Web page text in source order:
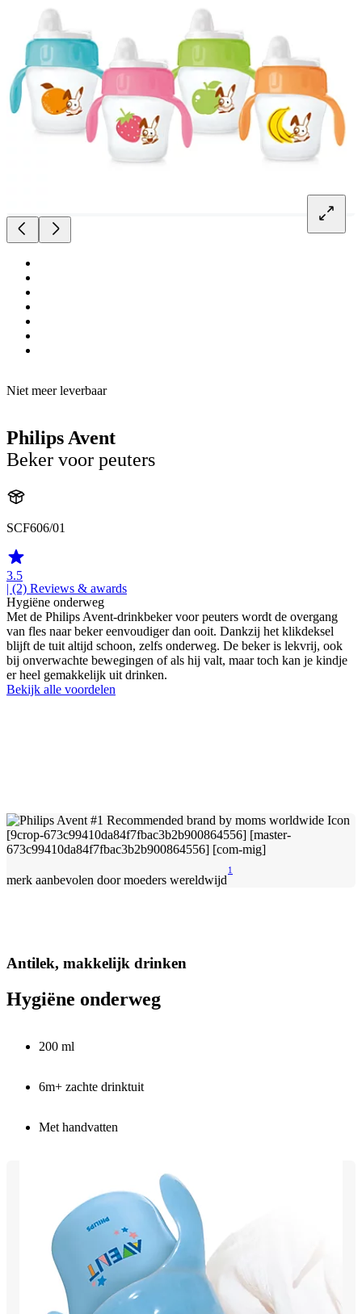
Niet meer leverbaar
Philips Avent
Beker voor peuters
SCF606/01
3.5
| (2) Reviews & awards
Hygiëne onderweg
Met de Philips Avent-drinkbeker voor peuters wordt de overgang
van fles naar beker eenvoudiger dan ooit. Dankzij het klikdeksel
blijft de tuit altijd schoon, zelfs onderweg. De beker is lekvrij, ook
bij onverwachte bewegingen of als hij valt, maar toch kan je kindje
er heel gemakkelijk uit drinken.
Bekijk alle voordelen
merk aanbevolen door moeders wereldwijd
1
Antilek, makkelijk drinken
Hygiëne onderweg
200 ml
6m+ zachte drinktuit
Met handvatten